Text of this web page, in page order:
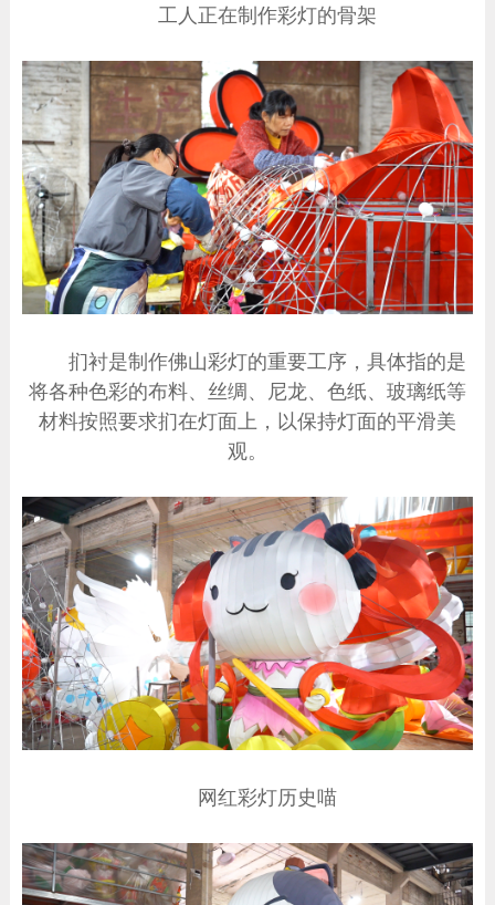
工人正在制作彩灯的骨架
扪衬是制作佛山彩灯的重要工序，具体指的是
将各种色彩的布料、丝绸、尼龙、色纸、玻璃纸等
材料按照要求扪在灯面上，以保持灯面的平滑美
观。
网红彩灯历史喵